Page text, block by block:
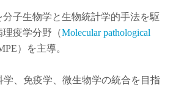
子生物学と生物統計学的手法を駆
疫学分野（Molecular pathological
）を主導。
学、免疫学、微生物学の統合を目指